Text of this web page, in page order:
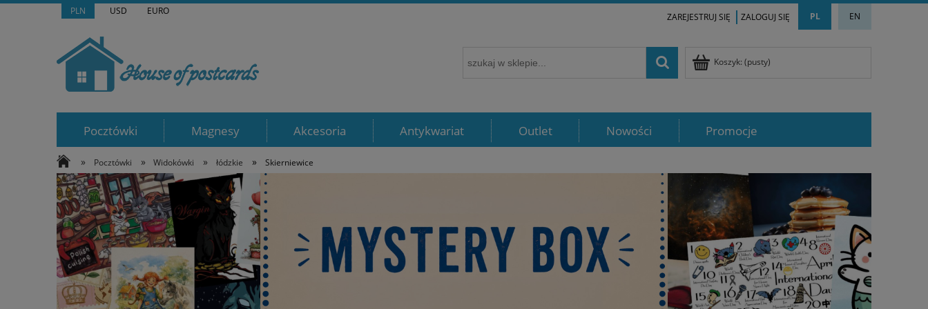
PLN USD EURO PL EN
ZAREJESTRUJ SIĘ ZALOGUJ SIĘ
Koszyk: (pusty)
Pocztówki Magnesy Akcesoria Antykwariat Outlet Nowości Promocje
» Pocztówki » Widokówki » łódzkie » Skierniewice